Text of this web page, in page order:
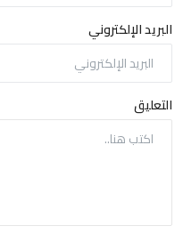
البريد الإلكتروني
التعليق